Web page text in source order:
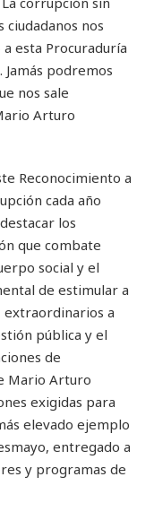
ciudadanos nos
esta Procuraduría
podremos
nos sale
Arturo
Reconocimiento a
cada año
los
que combate
social y el
de estimular a
extraordinarios a
pública y el
de
Mario Arturo
exigidas para
elevado ejemplo
entregado a
y programas de